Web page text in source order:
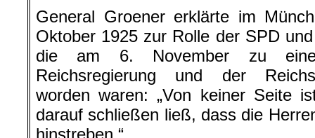
General Groener erklärte im
Oktober 1925 zur Rolle der SPD
die am 6. November zu
Reichsregierung und der
worden waren: „Von keiner Seite
darauf schließen ließ, dass die
hinstreben.“